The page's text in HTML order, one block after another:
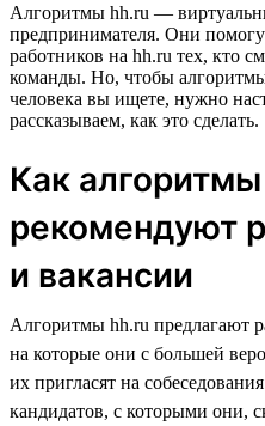
Алгоритмы hh.ru —
предпринимателя. Они
работников на hh.ru тех, кто
команды. Но, чтобы
человека вы ищете, нужно
рассказываем, как это сделать.
Как
рекомендуют
и вакансии
Алгоритмы hh.ru предлагают
на которые они с большей
их пригласят на
кандидатов, с которыми они,